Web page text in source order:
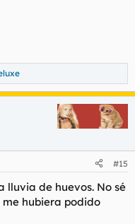
#15
lluvia de huevos. No sé
hubiera podido